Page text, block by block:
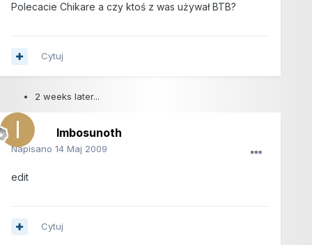
Polecacie Chikare a czy ktoś z was używał BTB?
Cytuj
2 weeks later...
Imbosunoth
Napisano 14 Maj 2009
edit
Cytuj